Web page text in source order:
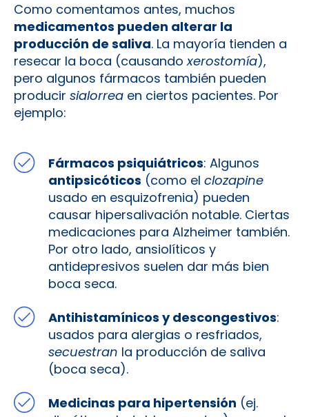
Como comentamos antes, muchos
medicamentos pueden alterar la
producción de saliva. La mayoría tienden a
resecar la boca (causandoxerostomía),
pero algunos fármacos también pueden
producir sialorrea en ciertos pacientes. Por
ejemplo:
Fármacos psiquiátricos: Algunos
antipsicóticos (como el clozapine
usado en esquizofrenia) pueden
causar hipersalivación notable. Ciertas
medicaciones para Alzheimer también.
Por otro lado, ansiolíticos y
antidepresivos suelen dar más bien
boca seca.
Antihistamínicos y descongestivos:
usados para alergias o resfriados,
secuestran la producción de saliva
(boca seca).
Medicinas para hipertensión (ej.